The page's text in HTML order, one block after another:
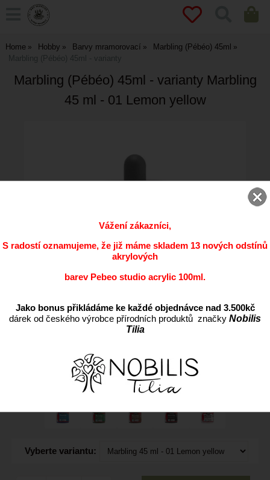
Home Hobby Barvy mramorovací
Marbling (Pébéo) 45ml
Marbling (Pébéo) 45ml - varianty
Marbling (Pébéo) 45ml - varianty Marbling
45 ml - 01 Lemon yellow
Vyberte variantu:
Vážení zákazníci,
S radostí oznamujeme, že již máme skladem 13 nových odstínů
akrylových
barev Pebeo studio acrylic 100ml.
Jako bonus přikládáme ke každé objednávce nad 3.500kč
dárek od českého výrobce přírodních produktů značky Nobilis
Tilia